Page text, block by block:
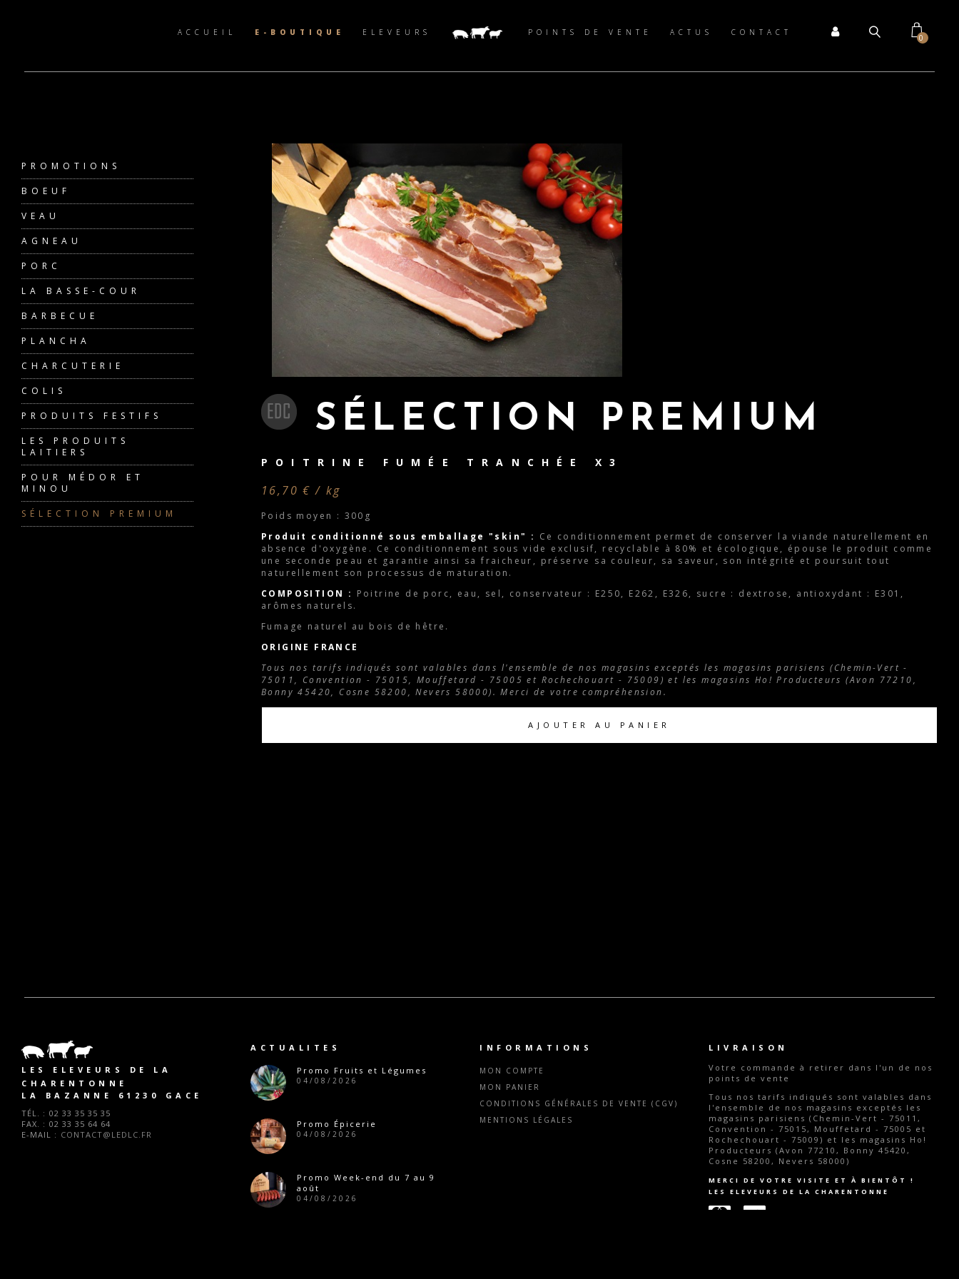
ACCUEIL E-BOUTIQUE ELEVEURS POINTS DE VENTE ACTUS CONTACT
0
SÉLECTION PREMIUM
POITRINE FUMÉE TRANCHÉE X3
16,70 € / kg
Poids moyen : 300g
Produit conditionné sous emballage "skin" : Ce conditionnement permet de conserver la viande naturellement en
absence d'oxygène. Ce conditionnement sous vide exclusif, recyclable à 80% et écologique, épouse le produit comme
une seconde peau et garantie ainsi sa fraicheur, préserve sa couleur, sa saveur, son intégrité et poursuit tout
naturellement son processus de maturation.
COMPOSITION : Poitrine de porc, eau, sel, conservateur : E250, E262, E326, sucre : dextrose, antioxydant : E301,
arômes naturels.
Fumage naturel au bois de hêtre.
ORIGINE FRANCE
Tous nos tarifs indiqués sont valables dans l'ensemble de nos magasins exceptés les magasins parisiens (Chemin-Vert -
75011, Convention - 75015, Mouffetard - 75005 et Rochechouart - 75009) et les magasins Ho! Producteurs (Avon 77210,
Bonny 45420, Cosne 58200, Nevers 58000). Merci de votre compréhension.
AJOUTER AU PANIER
PROMOTIONS
BOEUF
VEAU
AGNEAU
PORC
LA BASSE-COUR
BARBECUE
PLANCHA
CHARCUTERIE
COLIS
PRODUITS FESTIFS
LES PRODUITS
LAITIERS
POUR MÉDOR ET
MINOU
SÉLECTION PREMIUM
LES ELEVEURS DE LA
CHARENTONNE
LA BAZANNE 61230 GACE
TÉL. : 02 33 35 35 35
FAX. : 02 33 35 64 64
E-MAIL : CONTACT@LEDLC.FR
ACTUALITES
Promo Fruits et Légumes
04/08/2026
Promo Épicerie
04/08/2026
Promo Week-end du 7 au 9
août
04/08/2026
INFORMATIONS
MON COMPTE
MON PANIER
CONDITIONS GÉNÉRALES DE VENTE (CGV)
MENTIONS LÉGALES
LIVRAISON
Votre commande à retirer dans l'un de nos
points de vente
Tous nos tarifs indiqués sont valables dans
l'ensemble de nos magasins exceptés les
magasins parisiens (Chemin-Vert - 75011,
Convention - 75015, Mouffetard - 75005 et
Rochechouart - 75009) et les magasins Ho!
Producteurs (Avon 77210, Bonny 45420,
Cosne 58200, Nevers 58000)
MERCI DE VOTRE VISITE ET À BIENTÔT !
LES ELEVEURS DE LA CHARENTONNE